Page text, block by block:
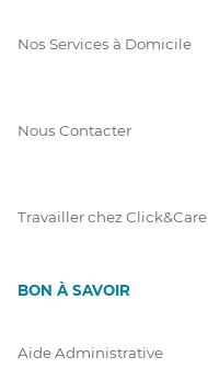
Nos Services à Domicile
Nous Contacter
Travailler chez Click&Care
BON À SAVOIR
Aide Administrative